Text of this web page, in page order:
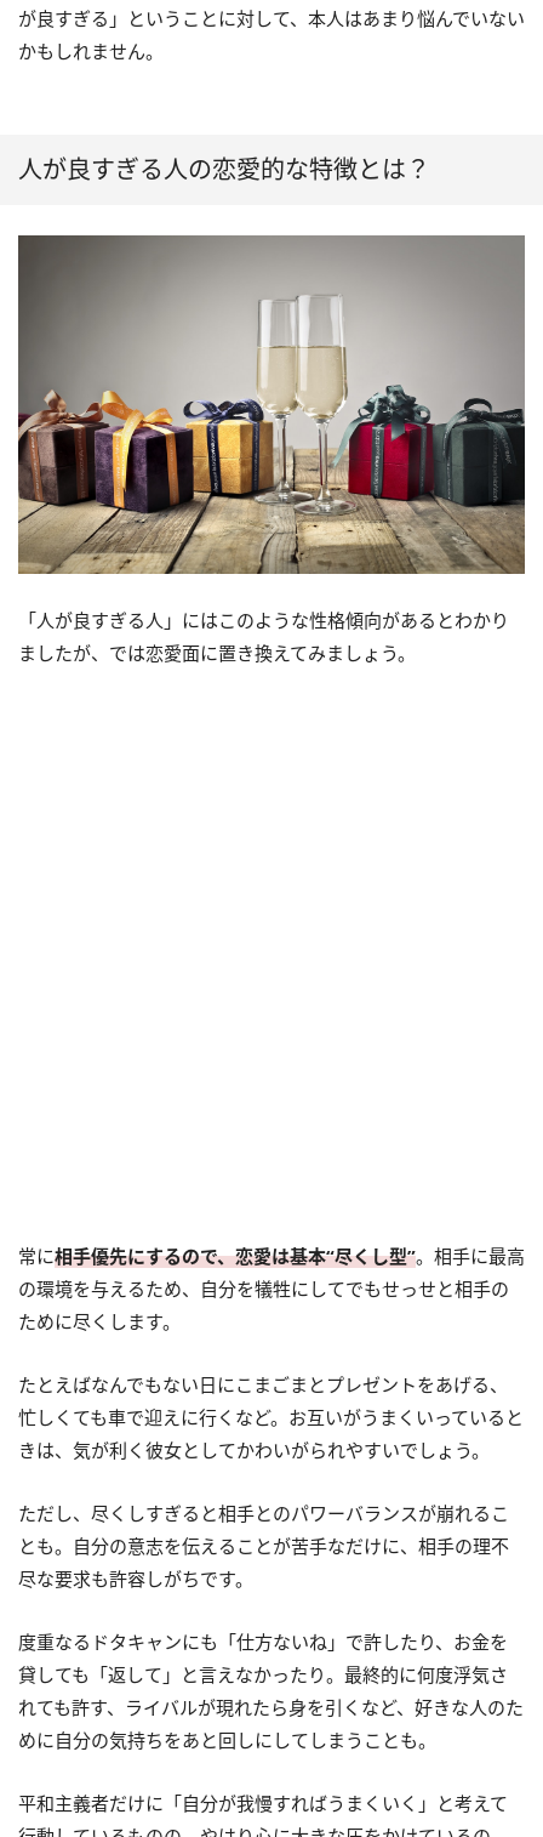
が良すぎる」ということに対して、本人はあまり悩んでいない
かもしれません。
人が良すぎる人の恋愛的な特徴とは？
「人が良すぎる人」にはこのような性格傾向があるとわかり
ましたが、では恋愛面に置き換えてみましょう。
常に相手優先にするので、恋愛は基本“尽くし型”。相手に最高
の環境を与えるため、自分を犠牲にしてでもせっせと相手の
ために尽くします。
たとえばなんでもない日にこまごまとプレゼントをあげる、
忙しくても車で迎えに行くなど。お互いがうまくいっていると
きは、気が利く彼女としてかわいがられやすいでしょう。
ただし、尽くしすぎると相手とのパワーバランスが崩れるこ
とも。自分の意志を伝えることが苦手なだけに、相手の理不
尽な要求も許容しがちです。
度重なるドタキャンにも「仕方ないね」で許したり、お金を
貸しても「返して」と言えなかったり。最終的に何度浮気さ
れても許す、ライバルが現れたら身を引くなど、好きな人のた
めに自分の気持ちをあと回しにしてしまうことも。
平和主義者だけに「自分が我慢すればうまくいく」と考えて